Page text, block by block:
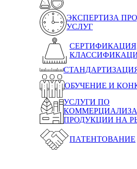
ЭКСПЕРТИЗА
УСЛУГ
ОБУЧЕНИЕ И
УСЛУГИ ПО
ПРОДУКЦИИ НА
ПАТЕНТОВАНИЕ